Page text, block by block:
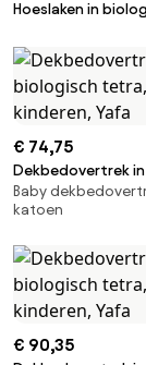
Hoeslaken in
€ 74,75
Dekbedovertrek
tetra, voor
Baby
katoen
€ 90,35